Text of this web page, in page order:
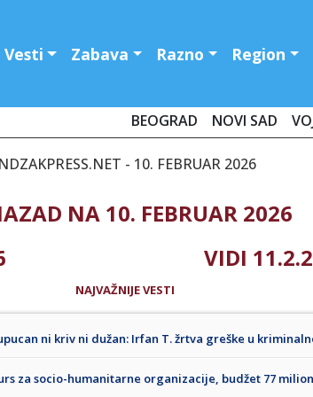
Vesti Zabava Razno Region
BEOGRAD NOVI SAD
- 10. FEBRUAR 2026
NA 10. FEBRUAR 2026
VIDI
NAJVAŽNIJE VESTI
ni kriv ni dužan: Irfan T. žrtva greške u
za socio-humanitarne organizacije, budžet 77